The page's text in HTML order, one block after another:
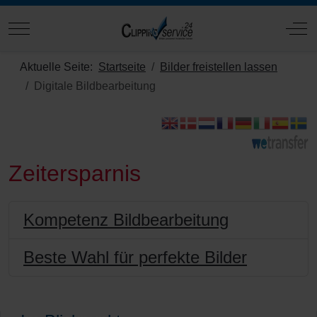
Mobile Menu Toggle Off-
Aktuelle Seite: Startseite
Bilder freistellen lassen
Digitale Bildbearbeitung
Zeitersparnis
Kompetenz Bildbearbeitung
Beste Wahl für perfekte Bilder